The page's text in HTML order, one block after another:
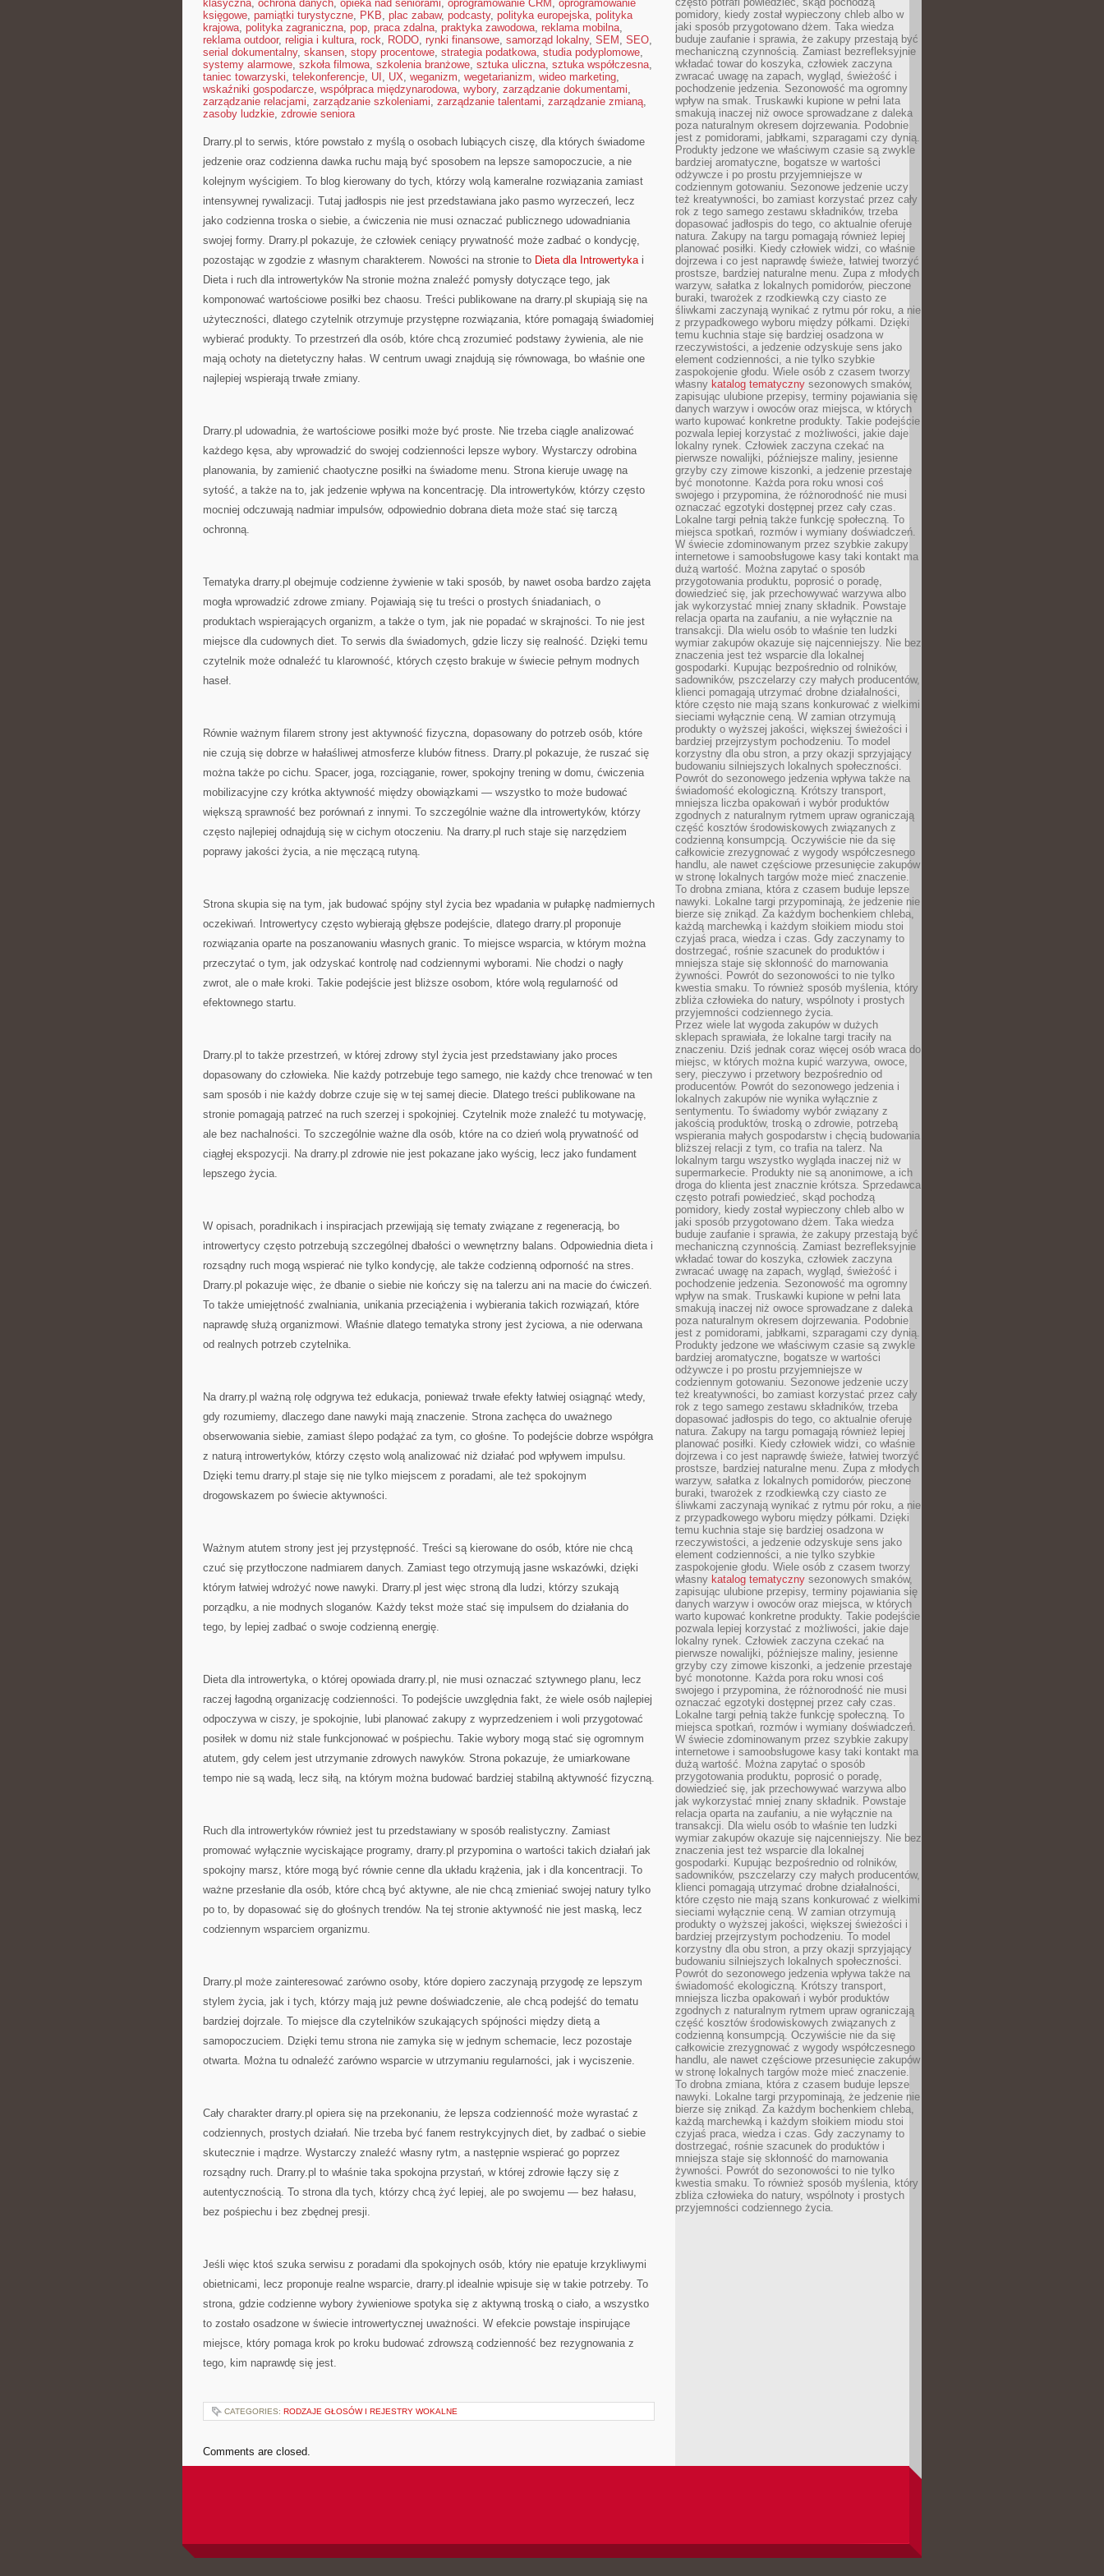
klasyczna, ochrona danych, opieka nad seniorami, oprogramowanie CRM , oprogramowanie
księgowe, pamiątki turystyczne, PKB, plac zabaw, podcasty, polityka europejska, polityka
krajowa, polityka zagraniczna, pop, praca zdalna, praktyka zawodowa, reklama mobilna,
reklama outdoor, religia i kultura, rock, RODO, rynki finansowe, samorząd lokalny, SEM , SEO,
serial dokumentalny, skansen, stopy procentowe, strategia podatkowa, studia podyplomowe,
systemy alarmowe, szkoła filmowa, szkolenia branżowe, sztuka uliczna, sztuka współczesna,
taniec towarzyski, telekonferencje, UI , UX, weganizm, wegetarianizm, wideo marketing,
wskaźniki gospodarcze, współpraca międzynarodowa, wybory, zarządzanie dokumentami,
zarządzanie relacjami, zarządzanie szkoleniami, zarządzanie talentami, zarządzanie zmianą,
zasoby ludzkie, zdrowie seniora
Drarry.pl to serwis, które powstało z myślą o osobach lubiących ciszę, dla których świadome
jedzenie oraz codzienna dawka ruchu mają być sposobem na lepsze samopoczucie, a nie
kolejnym wyścigiem. To blog kierowany do tych, którzy wolą kameralne rozwiązania zamiast
intensywnej rywalizacji. Tutaj jadłospis nie jest przedstawiana jako pasmo wyrzeczeń, lecz
jako codzienna troska o siebie, a ćwiczenia nie musi oznaczać publicznego udowadniania
swojej formy. Drarry.pl pokazuje, że człowiek ceniący prywatność może zadbać o kondycję,
pozostając w zgodzie z własnym charakterem. Nowości na stronie to Dieta dla Introwertykai
Dieta i ruch dla introwertyków Na stronie można znaleźć pomysły dotyczące tego, jak
komponować wartościowe posiłki bez chaosu. Treści publikowane na drarry.pl skupiają się na
użyteczności, dlatego czytelnik otrzymuje przystępne rozwiązania, które pomagają świadomiej
wybierać produkty. To przestrzeń dla osób, które chcą zrozumieć podstawy żywienia, ale nie
mają ochoty na dietetyczny hałas. W centrum uwagi znajdują się równowaga, bo właśnie one
najlepiej wspierają trwałe zmiany.
Drarry.pl udowadnia, że wartościowe posiłki może być proste. Nie trzeba ciągle analizować
każdego kęsa, aby wprowadzić do swojej codzienności lepsze wybory. Wystarczy odrobina
planowania, by zamienić chaotyczne posiłki na świadome menu. Strona kieruje uwagę na
sytość, a także na to, jak jedzenie wpływa na koncentrację. Dla introwertyków, którzy często
mocniej odczuwają nadmiar impulsów, odpowiednio dobrana dieta może stać się tarczą
ochronną.
Tematyka drarry.pl obejmuje codzienne żywienie w taki sposób, by nawet osoba bardzo zajęta
mogła wprowadzić zdrowe zmiany. Pojawiają się tu treści o prostych śniadaniach, o
produktach wspierających organizm, a także o tym, jak nie popadać w skrajności. To nie jest
miejsce dla cudownych diet. To serwis dla świadomych, gdzie liczy się realność. Dzięki temu
czytelnik może odnaleźć tu klarowność, których często brakuje w świecie pełnym modnych
haseł.
Równie ważnym filarem strony jest aktywność fizyczna, dopasowany do potrzeb osób, które
nie czują się dobrze w hałaśliwej atmosferze klubów fitness. Drarry.pl pokazuje, że ruszać się
można także po cichu. Spacer, joga, rozciąganie, rower, spokojny trening w domu, ćwiczenia
mobilizacyjne czy krótka aktywność między obowiązkami — wszystko to może budować
większą sprawność bez porównań z innymi. To szczególnie ważne dla introwertyków, którzy
często najlepiej odnajdują się w cichym otoczeniu. Na drarry.pl ruch staje się narzędziem
poprawy jakości życia, a nie męczącą rutyną.
Strona skupia się na tym, jak budować spójny styl życia bez wpadania w pułapkę nadmiernych
oczekiwań. Introwertycy często wybierają głębsze podejście, dlatego drarry.pl proponuje
rozwiązania oparte na poszanowaniu własnych granic. To miejsce wsparcia, w którym można
przeczytać o tym, jak odzyskać kontrolę nad codziennymi wyborami. Nie chodzi o nagły
zwrot, ale o małe kroki. Takie podejście jest bliższe osobom, które wolą regularność od
efektownego startu.
Drarry.pl to także przestrzeń, w której zdrowy styl życia jest przedstawiany jako proces
dopasowany do człowieka. Nie każdy potrzebuje tego samego, nie każdy chce trenować w ten
sam sposób i nie każdy dobrze czuje się w tej samej diecie. Dlatego treści publikowane na
stronie pomagają patrzeć na ruch szerzej i spokojniej. Czytelnik może znaleźć tu motywację,
ale bez nachalności. To szczególnie ważne dla osób, które na co dzień wolą prywatność od
ciągłej ekspozycji. Na drarry.pl zdrowie nie jest pokazane jako wyścig, lecz jako fundament
lepszego życia.
W opisach, poradnikach i inspiracjach przewijają się tematy związane z regeneracją, bo
introwertycy często potrzebują szczególnej dbałości o wewnętrzny balans. Odpowiednia dieta i
rozsądny ruch mogą wspierać nie tylko kondycję, ale także codzienną odporność na stres.
Drarry.pl pokazuje więc, że dbanie o siebie nie kończy się na talerzu ani na macie do ćwiczeń.
To także umiejętność zwalniania, unikania przeciążenia i wybierania takich rozwiązań, które
naprawdę służą organizmowi. Właśnie dlatego tematyka strony jest życiowa, a nie oderwana
od realnych potrzeb czytelnika.
Na drarry.pl ważną rolę odgrywa też edukacja, ponieważ trwałe efekty łatwiej osiągnąć wtedy,
gdy rozumiemy, dlaczego dane nawyki mają znaczenie. Strona zachęca do uważnego
obserwowania siebie, zamiast ślepo podążać za tym, co głośne. To podejście dobrze współgra
z naturą introwertyków, którzy często wolą analizować niż działać pod wpływem impulsu.
Dzięki temu drarry.pl staje się nie tylko miejscem z poradami, ale też spokojnym
drogowskazem po świecie aktywności.
Ważnym atutem strony jest jej przystępność. Treści są kierowane do osób, które nie chcą
czuć się przytłoczone nadmiarem danych. Zamiast tego otrzymują jasne wskazówki, dzięki
którym łatwiej wdrożyć nowe nawyki. Drarry.pl jest więc stroną dla ludzi, którzy szukają
porządku, a nie modnych sloganów. Każdy tekst może stać się impulsem do działania do
tego, by lepiej zadbać o swoje codzienną energię.
Dieta dla introwertyka, o której opowiada drarry.pl, nie musi oznaczać sztywnego planu, lecz
raczej łagodną organizację codzienności. To podejście uwzględnia fakt, że wiele osób najlepiej
odpoczywa w ciszy, je spokojnie, lubi planować zakupy z wyprzedzeniem i woli przygotować
posiłek w domu niż stale funkcjonować w pośpiechu. Takie wybory mogą stać się ogromnym
atutem, gdy celem jest utrzymanie zdrowych nawyków. Strona pokazuje, że umiarkowane
tempo nie są wadą, lecz siłą, na którym można budować bardziej stabilną aktywność fizyczną.
Ruch dla introwertyków również jest tu przedstawiany w sposób realistyczny. Zamiast
promować wyłącznie wyciskające programy, drarry.pl przypomina o wartości takich działań jak
spokojny marsz, które mogą być równie cenne dla układu krążenia, jak i dla koncentracji. To
ważne przesłanie dla osób, które chcą być aktywne, ale nie chcą zmieniać swojej natury tylko
po to, by dopasować się do głośnych trendów. Na tej stronie aktywność nie jest maską, lecz
codziennym wsparciem organizmu.
Drarry.pl może zainteresować zarówno osoby, które dopiero zaczynają przygodę ze lepszym
stylem życia, jak i tych, którzy mają już pewne doświadczenie, ale chcą podejść do tematu
bardziej dojrzale. To miejsce dla czytelników szukających spójności między dietą a
samopoczuciem. Dzięki temu strona nie zamyka się w jednym schemacie, lecz pozostaje
otwarta. Można tu odnaleźć zarówno wsparcie w utrzymaniu regularności, jak i wyciszenie.
Cały charakter drarry.pl opiera się na przekonaniu, że lepsza codzienność może wyrastać z
codziennych, prostych działań. Nie trzeba być fanem restrykcyjnych diet, by zadbać o siebie
skutecznie i mądrze. Wystarczy znaleźć własny rytm, a następnie wspierać go poprzez
rozsądny ruch. Drarry.pl to właśnie taka spokojna przystań, w której zdrowie łączy się z
autentycznością. To strona dla tych, którzy chcą żyć lepiej, ale po swojemu — bez hałasu,
bez pośpiechu i bez zbędnej presji.
Jeśli więc ktoś szuka serwisu z poradami dla spokojnych osób, który nie epatuje krzykliwymi
obietnicami, lecz proponuje realne wsparcie, drarry.pl idealnie wpisuje się w takie potrzeby. To
strona, gdzie codzienne wybory żywieniowe spotyka się z aktywną troską o ciało, a wszystko
to zostało osadzone w świecie introwertycznej uważności. W efekcie powstaje inspirujące
miejsce, który pomaga krok po kroku budować zdrowszą codzienność bez rezygnowania z
tego, kim naprawdę się jest.
CATEGORIES: RODZAJE GŁOSÓW I REJESTRY WOKALNE
Comments are closed.
pomidory, kiedy został wypieczony chleb albo w
jaki sposób przygotowano dżem. Taka wiedza
buduje zaufanie i sprawia, że zakupy przestają być
mechaniczną czynnością. Zamiast bezrefleksyjnie
wkładać towar do koszyka, człowiek zaczyna
zwracać uwagę na zapach, wygląd, świeżość i
pochodzenie jedzenia. Sezonowość ma ogromny
wpływ na smak. Truskawki kupione w pełni lata
smakują inaczej niż owoce sprowadzane z daleka
poza naturalnym okresem dojrzewania. Podobnie
jest z pomidorami, jabłkami, szparagami czy dynią.
Produkty jedzone we właściwym czasie są zwykle
bardziej aromatyczne, bogatsze w wartości
odżywcze i po prostu przyjemniejsze w
codziennym gotowaniu. Sezonowe jedzenie uczy
też kreatywności, bo zamiast korzystać przez cały
rok z tego samego zestawu składników, trzeba
dopasować jadłospis do tego, co aktualnie oferuje
natura. Zakupy na targu pomagają również lepiej
planować posiłki. Kiedy człowiek widzi, co właśnie
dojrzewa i co jest naprawdę świeże, łatwiej tworzyć
prostsze, bardziej naturalne menu. Zupa z młodych
warzyw, sałatka z lokalnych pomidorów, pieczone
buraki, twarożek z rzodkiewką czy ciasto ze
śliwkami zaczynają wynikać z rytmu pór roku, a nie
z przypadkowego wyboru między półkami. Dzięki
temu kuchnia staje się bardziej osadzona w
rzeczywistości, a jedzenie odzyskuje sens jako
element codzienności, a nie tylko szybkie
zaspokojenie głodu. Wiele osób z czasem tworzy
własny katalog tematyczny sezonowych smaków,
zapisując ulubione przepisy, terminy pojawiania się
danych warzyw i owoców oraz miejsca, w których
warto kupować konkretne produkty. Takie podejście
pozwala lepiej korzystać z możliwości, jakie daje
lokalny rynek. Człowiek zaczyna czekać na
pierwsze nowalijki, późniejsze maliny, jesienne
grzyby czy zimowe kiszonki, a jedzenie przestaje
być monotonne. Każda pora roku wnosi coś
swojego i przypomina, że różnorodność nie musi
oznaczać egzotyki dostępnej przez cały czas.
Lokalne targi pełnią także funkcję społeczną. To
miejsca spotkań, rozmów i wymiany doświadczeń.
W świecie zdominowanym przez szybkie zakupy
internetowe i samoobsługowe kasy taki kontakt ma
dużą wartość. Można zapytać o sposób
przygotowania produktu, poprosić o poradę,
dowiedzieć się, jak przechowywać warzywa albo
jak wykorzystać mniej znany składnik. Powstaje
relacja oparta na zaufaniu, a nie wyłącznie na
transakcji. Dla wielu osób to właśnie ten ludzki
wymiar zakupów okazuje się najcenniejszy. Nie bez
znaczenia jest też wsparcie dla lokalnej
gospodarki. Kupując bezpośrednio od rolników,
sadowników, pszczelarzy czy małych producentów,
klienci pomagają utrzymać drobne działalności,
które często nie mają szans konkurować z wielkimi
sieciami wyłącznie ceną. W zamian otrzymują
produkty o wyższej jakości, większej świeżości i
bardziej przejrzystym pochodzeniu. To model
korzystny dla obu stron, a przy okazji sprzyjający
budowaniu silniejszych lokalnych społeczności.
Powrót do sezonowego jedzenia wpływa także na
świadomość ekologiczną. Krótszy transport,
mniejsza liczba opakowań i wybór produktów
zgodnych z naturalnym rytmem upraw ograniczają
część kosztów środowiskowych związanych z
codzienną konsumpcją. Oczywiście nie da się
całkowicie zrezygnować z wygody współczesnego
handlu, ale nawet częściowe przesunięcie zakupów
w stronę lokalnych targów może mieć znaczenie.
To drobna zmiana, która z czasem buduje lepsze
nawyki. Lokalne targi przypominają, że jedzenie nie
bierze się znikąd. Za każdym bochenkiem chleba,
każdą marchewką i każdym słoikiem miodu stoi
czyjaś praca, wiedza i czas. Gdy zaczynamy to
dostrzegać, rośnie szacunek do produktów i
mniejsza staje się skłonność do marnowania
żywności. Powrót do sezonowości to nie tylko
kwestia smaku. To również sposób myślenia, który
zbliża człowieka do natury, wspólnoty i prostych
przyjemności codziennego życia.
Przez wiele lat wygoda zakupów w dużych
sklepach sprawiała, że lokalne targi traciły na
znaczeniu. Dziś jednak coraz więcej osób wraca do
miejsc, w których można kupić warzywa, owoce,
sery, pieczywo i przetwory bezpośrednio od
producentów. Powrót do sezonowego jedzenia i
lokalnych zakupów nie wynika wyłącznie z
sentymentu. To świadomy wybór związany z
jakością produktów, troską o zdrowie, potrzebą
wspierania małych gospodarstw i chęcią budowania
bliższej relacji z tym, co trafia na talerz. Na
lokalnym targu wszystko wygląda inaczej niż w
supermarkecie. Produkty nie są anonimowe, a ich
droga do klienta jest znacznie krótsza. Sprzedawca
często potrafi powiedzieć, skąd pochodzą
pomidory, kiedy został wypieczony chleb albo w
jaki sposób przygotowano dżem. Taka wiedza
buduje zaufanie i sprawia, że zakupy przestają być
mechaniczną czynnością. Zamiast bezrefleksyjnie
wkładać towar do koszyka, człowiek zaczyna
zwracać uwagę na zapach, wygląd, świeżość i
pochodzenie jedzenia. Sezonowość ma ogromny
wpływ na smak. Truskawki kupione w pełni lata
smakują inaczej niż owoce sprowadzane z daleka
poza naturalnym okresem dojrzewania. Podobnie
jest z pomidorami, jabłkami, szparagami czy dynią.
Produkty jedzone we właściwym czasie są zwykle
bardziej aromatyczne, bogatsze w wartości
odżywcze i po prostu przyjemniejsze w
codziennym gotowaniu. Sezonowe jedzenie uczy
też kreatywności, bo zamiast korzystać przez cały
rok z tego samego zestawu składników, trzeba
dopasować jadłospis do tego, co aktualnie oferuje
natura. Zakupy na targu pomagają również lepiej
planować posiłki. Kiedy człowiek widzi, co właśnie
dojrzewa i co jest naprawdę świeże, łatwiej tworzyć
prostsze, bardziej naturalne menu. Zupa z młodych
warzyw, sałatka z lokalnych pomidorów, pieczone
buraki, twarożek z rzodkiewką czy ciasto ze
śliwkami zaczynają wynikać z rytmu pór roku, a nie
z przypadkowego wyboru między półkami. Dzięki
temu kuchnia staje się bardziej osadzona w
rzeczywistości, a jedzenie odzyskuje sens jako
element codzienności, a nie tylko szybkie
zaspokojenie głodu. Wiele osób z czasem tworzy
własny katalog tematyczny sezonowych smaków,
zapisując ulubione przepisy, terminy pojawiania się
danych warzyw i owoców oraz miejsca, w których
warto kupować konkretne produkty. Takie podejście
pozwala lepiej korzystać z możliwości, jakie daje
lokalny rynek. Człowiek zaczyna czekać na
pierwsze nowalijki, późniejsze maliny, jesienne
grzyby czy zimowe kiszonki, a jedzenie przestaje
być monotonne. Każda pora roku wnosi coś
swojego i przypomina, że różnorodność nie musi
oznaczać egzotyki dostępnej przez cały czas.
Lokalne targi pełnią także funkcję społeczną. To
miejsca spotkań, rozmów i wymiany doświadczeń.
W świecie zdominowanym przez szybkie zakupy
internetowe i samoobsługowe kasy taki kontakt ma
dużą wartość. Można zapytać o sposób
przygotowania produktu, poprosić o poradę,
dowiedzieć się, jak przechowywać warzywa albo
jak wykorzystać mniej znany składnik. Powstaje
relacja oparta na zaufaniu, a nie wyłącznie na
transakcji. Dla wielu osób to właśnie ten ludzki
wymiar zakupów okazuje się najcenniejszy. Nie bez
znaczenia jest też wsparcie dla lokalnej
gospodarki. Kupując bezpośrednio od rolników,
sadowników, pszczelarzy czy małych producentów,
klienci pomagają utrzymać drobne działalności,
które często nie mają szans konkurować z wielkimi
sieciami wyłącznie ceną. W zamian otrzymują
produkty o wyższej jakości, większej świeżości i
bardziej przejrzystym pochodzeniu. To model
korzystny dla obu stron, a przy okazji sprzyjający
budowaniu silniejszych lokalnych społeczności.
Powrót do sezonowego jedzenia wpływa także na
świadomość ekologiczną. Krótszy transport,
mniejsza liczba opakowań i wybór produktów
zgodnych z naturalnym rytmem upraw ograniczają
część kosztów środowiskowych związanych z
codzienną konsumpcją. Oczywiście nie da się
całkowicie zrezygnować z wygody współczesnego
handlu, ale nawet częściowe przesunięcie zakupów
w stronę lokalnych targów może mieć znaczenie.
To drobna zmiana, która z czasem buduje lepsze
nawyki. Lokalne targi przypominają, że jedzenie nie
bierze się znikąd. Za każdym bochenkiem chleba,
każdą marchewką i każdym słoikiem miodu stoi
czyjaś praca, wiedza i czas. Gdy zaczynamy to
dostrzegać, rośnie szacunek do produktów i
mniejsza staje się skłonność do marnowania
żywności. Powrót do sezonowości to nie tylko
kwestia smaku. To również sposób myślenia, który
zbliża człowieka do natury, wspólnoty i prostych
przyjemności codziennego życia.